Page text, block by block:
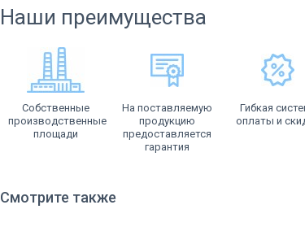
Наши преимущества
Собственные
производственные
площади
На поставляемую
продукцию
предоставляется
гарантия
Гибкая
оплаты и
Смотрите также